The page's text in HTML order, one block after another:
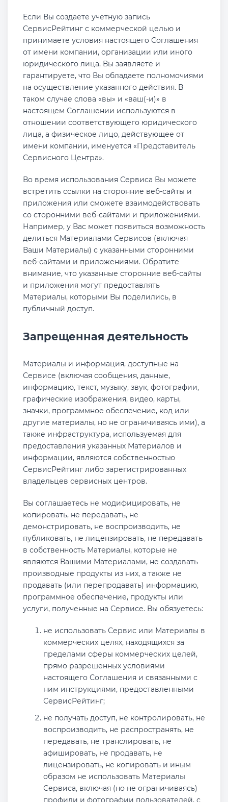
Если Вы создаете учетную запись
СервисРейтинг с коммерческой целью и
принимаете условия настоящего Соглашения
от имени компании, организации или иного
юридического лица, Вы заявляете и
гарантируете, что Вы обладаете полномочиями
на осуществление указанного действия. В
таком случае слова «вы» и «ваш(-и)» в
настоящем Соглашении используются в
отношении соответствующего юридического
лица, а физическое лицо, действующее от
имени компании, именуется «Представитель
Сервисного Центра».
Во время использования Сервиса Вы можете
встретить ссылки на сторонние веб-сайты и
приложения или сможете взаимодействовать
со сторонними веб-сайтами и приложениями.
Например, у Вас может появиться возможность
делиться Материалами Сервисов (включая
Ваши Материалы) с указанными сторонними
веб-сайтами и приложениями. Обратите
внимание, что указанные сторонние веб-сайты
и приложения могут предоставлять
Материалы, которыми Вы поделились, в
публичный доступ.
Запрещенная деятельность
Материалы и информация, доступные на
Сервисе (включая сообщения, данные,
информацию, текст, музыку, звук, фотографии,
графические изображения, видео, карты,
значки, программное обеспечение, код или
другие материалы, но не ограничиваясь ими), а
также инфраструктура, используемая для
предоставления указанных Материалов и
информации, являются собственностью
СервисРейтинг либо зарегистрированных
владельцев сервисных центров.
Вы соглашаетесь не модифицировать, не
копировать, не передавать, не
демонстрировать, не воспроизводить, не
публиковать, не лицензировать, не передавать
в собственность Материалы, которые не
являются Вашими Материалами, не создавать
производные продукты из них, а также не
продавать (или перепродавать) информацию,
программное обеспечение, продукты или
услуги, полученные на Сервисе. Вы обязуетесь:
не использовать Сервис или Материалы в
коммерческих целях, находящихся за
пределами сферы коммерческих целей,
прямо разрешенных условиями
настоящего Соглашения и связанными с
ним инструкциями, предоставленными
СервисРейтинг;
не получать доступ, не контролировать, не
воспроизводить, не распространять, не
передавать, не транслировать, не
афишировать, не продавать, не
лицензировать, не копировать и иным
образом не использовать Материалы
Сервиса, включая (но не ограничиваясь)
профили и фотографии пользователей, с